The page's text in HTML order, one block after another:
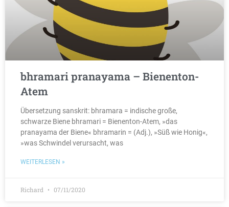
bhramari pranayama – Bienenton-
Atem
Übersetzung sanskrit: bhramara = indische große,
schwarze Biene bhramari = Bienenton-Atem, »das
pranayama der Biene« bhramarin = (Adj.), »Süß wie Honig«,
»was Schwindel verursacht, was
WEITERLESEN »
Richard 07/11/2020